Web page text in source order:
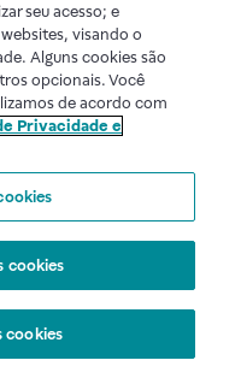
seu acesso; e
visando o
Alguns cookies são
opcionais. Você
de acordo com
Privacidade e
cookies
cookies